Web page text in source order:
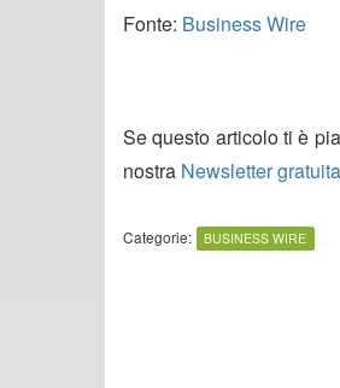
Fonte: Business Wire
Se questo articolo ti è
nostra Newsletter gratuita
Categorie: BUSINESS WIRE